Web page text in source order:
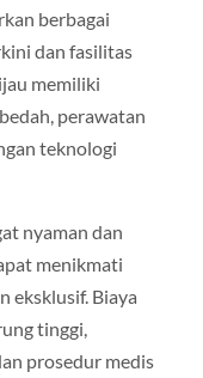
berbagai
dan fasilitas
memiliki
perawatan
teknologi
nyaman dan
menikmati
eksklusif. Biaya
tinggi,
prosedur medis